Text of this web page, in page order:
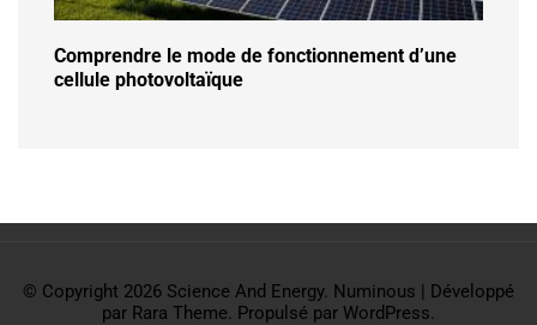
Comprendre le mode de fonctionnement d’une
cellule photovoltaïque
© Copyright 2026 Science And Energy. Numinous | Développé
par Rara Theme. Propulsé par WordPress.